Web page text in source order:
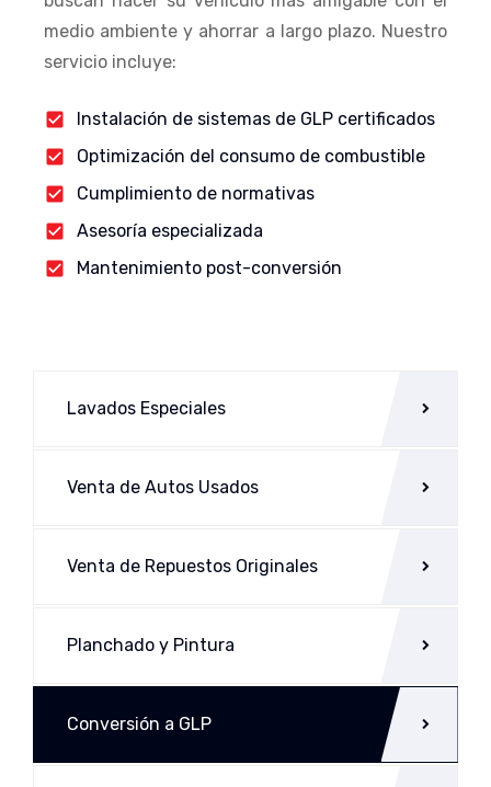
medio ambiente y ahorrar a largo plazo. Nuestro
servicio incluye:
Instalación de sistemas de GLP certificados
Optimización del consumo de combustible
Cumplimiento de normativas
Asesoría especializada
Mantenimiento post-conversión
Lavados Especiales
Venta de Autos Usados
Venta de Repuestos Originales
Planchado y Pintura
Conversión a GLP